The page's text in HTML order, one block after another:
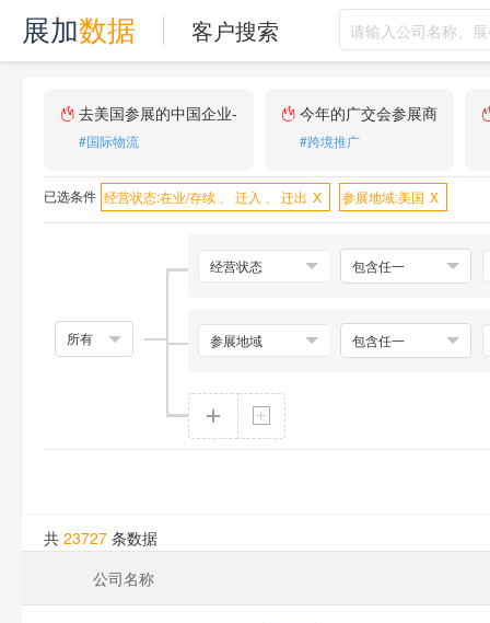
展加数据 客户搜索
去美国参展的中国企业-
#国际物流
今年的广交会参展商
#跨境推广
已选条件 经营状态:在业/存续 、 迁入 、 迁出 参展地域:美国
共 23727 条数据
公司名称